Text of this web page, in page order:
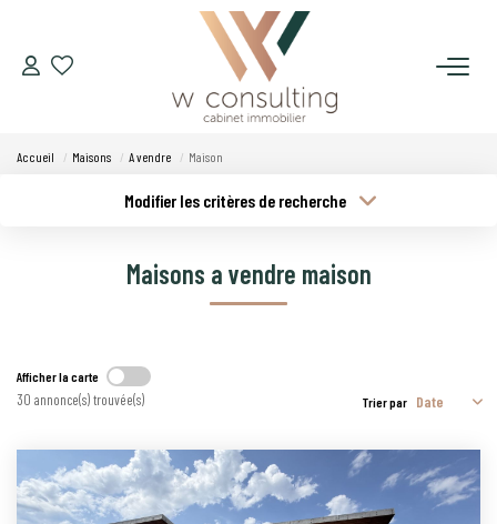
ACQUÉRIR
GÉRER
LE CONCEPT W
CONTACT
Accueil Maisons A vendre Maison
Modifier les critères de recherche
Créer une alerte
Maisons a vendre maison
Afficher la carte
30 annonce(s) trouvée(s) Trier par